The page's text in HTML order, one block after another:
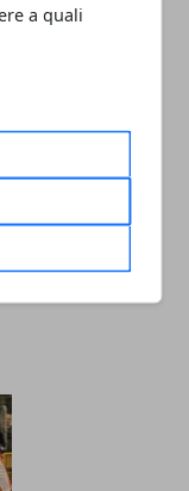
a quali
e Lituania
Mondiali in